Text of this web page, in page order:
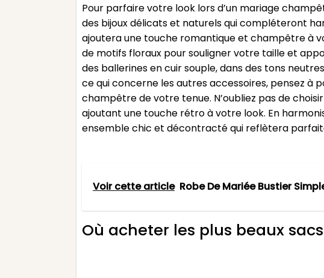
Pour parfaire votre look lors d’un mariage
des bijoux délicats et naturels qui compléteront
ajoutera une touche romantique et champêtre à
de motifs floraux pour souligner votre taille et
des ballerines en cuir souple, dans des tons
ce qui concerne les autres accessoires, pensez
champêtre de votre tenue. N’oubliez pas de
ajoutant une touche rétro à votre look. En
ensemble chic et décontracté qui reflètera
Voir cette article Robe De Mariée Bustier
Où acheter les plus beaux